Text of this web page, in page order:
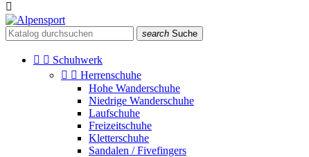

search Suche
  Schuhwerk
  Herrenschuhe
Hohe Wanderschuhe
Niedrige Wanderschuhe
Laufschuhe
Freizeitschuhe
Kletterschuhe
Sandalen / Fivefingers